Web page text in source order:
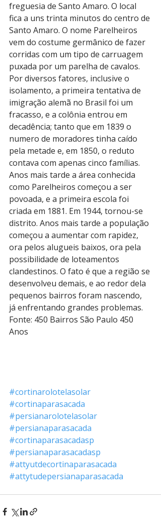
freguesia de Santo Amaro. O local
fica a uns trinta minutos do centro de
Santo Amaro. O nome Parelheiros
vem do costume germânico de fazer
corridas com um tipo de carruagem
puxada por um parelha de cavalos.
Por diversos fatores, inclusive o
isolamento, a primeira tentativa de
imigração alemã no Brasil foi um
fracasso, e a colônia entrou em
decadência; tanto que em 1839 o
numero de moradores tinha caído
pela metade e, em 1850, o reduto
contava com apenas cinco famílias.
Anos mais tarde a área conhecida
como Parelheiros começou a ser
povoada, e a primeira escola foi
criada em 1881. Em 1944, tornou-se
distrito. Anos mais tarde a população
começou a aumentar com rapidez,
ora pelos alugueis baixos, ora pela
possibilidade de loteamentos
clandestinos. O fato é que a região se
desenvolveu demais, e ao redor dela
pequenos bairros foram nascendo,
já enfrentando grandes problemas.
Fonte: 450 Bairros São Paulo 450
Anos
#cortinarolotelasolar
#cortinaparasacada
#persianarolotelasolar
#persianaparasacada
#cortinaparasacadasp
#persianaparasacadasp
#attyutdecortinaparasacada
#attytudepersianaparasacada